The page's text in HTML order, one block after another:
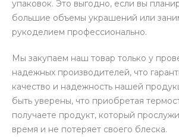
упаковок. Это выгодно, если вы
большие объемы украшений или
рукоделием профессионально.
Мы закупаем наш товар только у
надежных производителей, что
качество и надежность нашей
быть уверены, что приобретая
получаете продукт, который
время и не потеряет своего блеска.